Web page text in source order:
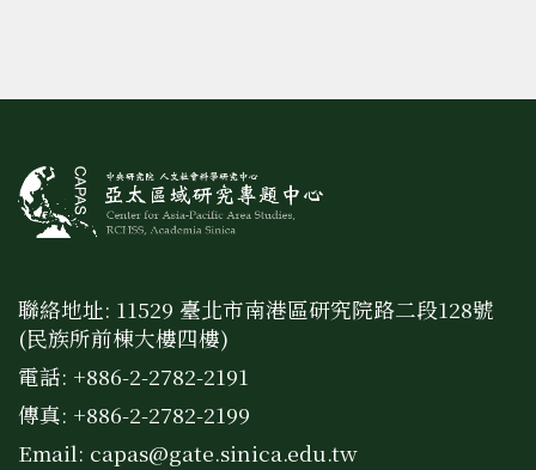
聯絡地址: 11529 臺北市南港區研究院路二段128號
(民族所前棟大樓四樓)
電話: +886-2-2782-2191
傳真: +886-2-2782-2199
Email: capas@gate.sinica.edu.tw